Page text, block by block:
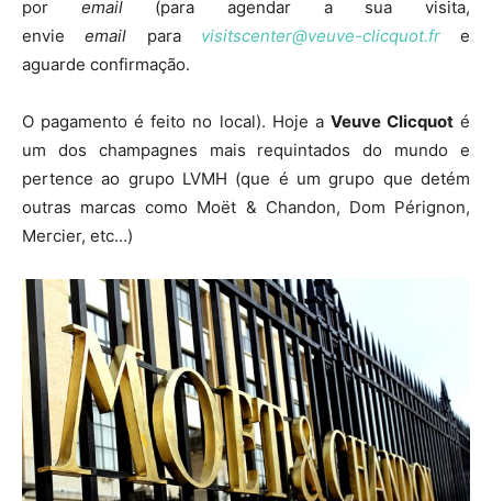
por email (para agendar a sua visita,
envieemail para visitscenter@veuve-clicquot.fre
aguarde confirmação.
O pagamento é feito no local). Hoje a Veuve Clicquoté
um dos champagnes mais requintados do mundo e
pertence ao grupo LVMH (que é um grupo que detém
outras marcas como Moët & Chandon, Dom Pérignon,
Mercier, etc…)